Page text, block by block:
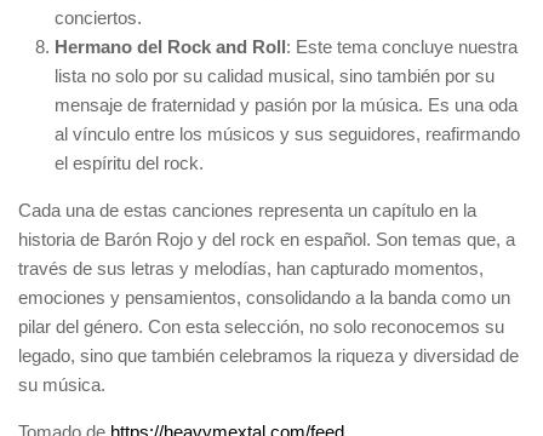
conciertos.
Hermano del Rock and Roll: Este tema concluye nuestra
lista no solo por su calidad musical, sino también por su
mensaje de fraternidad y pasión por la música. Es una oda
al vínculo entre los músicos y sus seguidores, reafirmando
el espíritu del rock.
Cada una de estas canciones representa un capítulo en la
historia de Barón Rojo y del rock en español. Son temas que, a
través de sus letras y melodías, han capturado momentos,
emociones y pensamientos, consolidando a la banda como un
pilar del género. Con esta selección, no solo reconocemos su
legado, sino que también celebramos la riqueza y diversidad de
su música.
Tomado de https://heavymextal.com/feed